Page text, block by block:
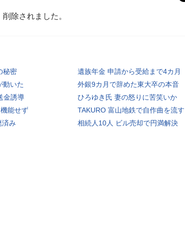
除されました。
秘密
遺族年金 申請から受給まで4カ月
動いた
外銀9カ月で辞めた東大卒の本音
金誘導
ひろゆき氏 妻の怒りに苦笑いか
能せず
TAKURO 富山地鉄で自作曲を流す
済み
相続人10人 ビル売却で円満解決